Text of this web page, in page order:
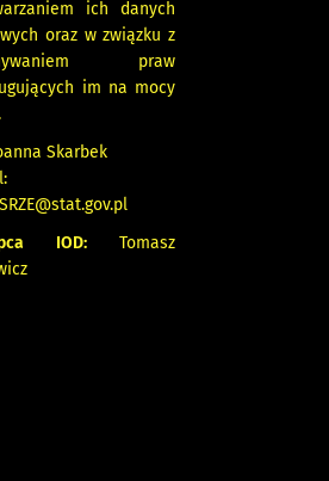
ich danych
oraz w związku z
praw
im na mocy
Skarbek
IOD:Tomasz